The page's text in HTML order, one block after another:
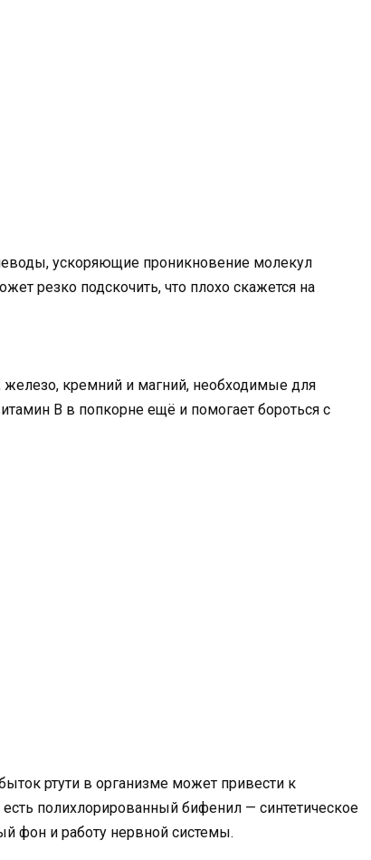
ускоряющие проникновение молекул
резко подскочить, что плохо скажется на
кремний и магний, необходимые для
B в попкорне ещё и помогает бороться с
ртути в организме может привести к
полихлорированный бифенил — синтетическое
фон и работу нервной системы.